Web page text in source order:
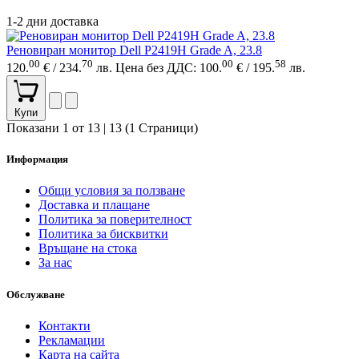
1-2 дни доставка
Реновиран монитор Dell P2419H Grade A, 23.8
120.00 € / 234.70 лв. Цена без ДДС: 100.00 € / 195.58 лв.
Купи
Показани 1 от 13 | 13 (1 Страници)
Информация
Общи условия за ползване
Доставка и плащане
Политика за поверителност
Политика за бисквитки
Връщане на стока
За нас
Обслужване
Контакти
Рекламации
Карта на сайта